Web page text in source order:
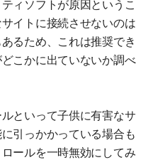
ィソフトが原因というこ
イトに接続させないのは
るため、これは推奨でき
こかに出ていないか調べ
といって子供に有害なサ
引っかかっている場合も
ールを一時無効にしてみ